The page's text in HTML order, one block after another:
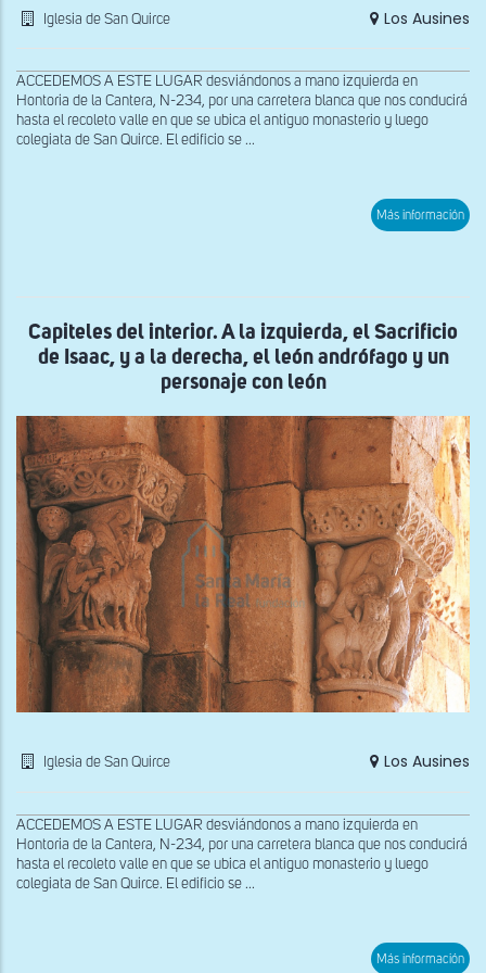
Iglesia de San Quirce Los Ausines
ACCEDEMOS A ESTE LUGAR desviándonos a mano izquierda en
Hontoria de la Cantera, N-234, por una carretera blanca que nos conducirá
hasta el recoleto valle en que se ubica el antiguo monasterio y luego
colegiata de San Quirce. El edificio se ...
Más información
de
y
una
con
Capiteles del interior. A la izquierda, el Sacrificio
de Isaac, y a la derecha, el león andrófago y un
personaje con león
Iglesia de San Quirce Los Ausines
ACCEDEMOS A ESTE LUGAR desviándonos a mano izquierda en
Hontoria de la Cantera, N-234, por una carretera blanca que nos conducirá
hasta el recoleto valle en que se ubica el antiguo monasterio y luego
colegiata de San Quirce. El edificio se ...
Más información